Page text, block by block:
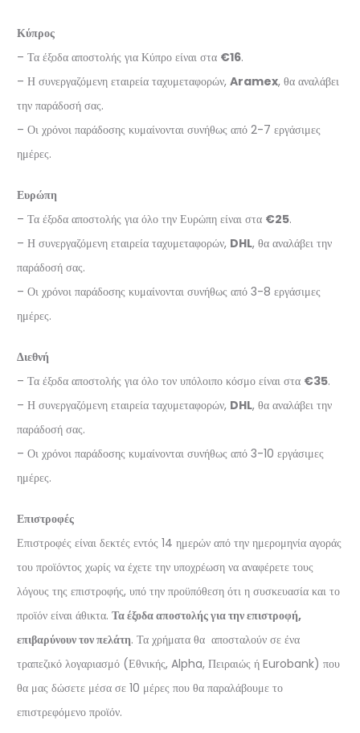
Κύπρος
– Τα έξοδα αποστολής για Κύπρο είναι στα €16.
– Η συνεργαζόμενη εταιρεία ταχυμεταφορών, Aramex, θα αναλάβει
την παράδοσή σας.
– Οι χρόνοι παράδοσης κυμαίνονται συνήθως από 2-7 εργάσιμες
ημέρες.
Ευρώπη
– Τα έξοδα αποστολής για όλο την Ευρώπη είναι στα €25.
– Η συνεργαζόμενη εταιρεία ταχυμεταφορών, DHL, θα αναλάβει την
παράδοσή σας.
– Οι χρόνοι παράδοσης κυμαίνονται συνήθως από 3-8 εργάσιμες
ημέρες.
Διεθνή
– Τα έξοδα αποστολής για όλο τον υπόλοιπο κόσμο είναι στα €35.
– Η συνεργαζόμενη εταιρεία ταχυμεταφορών, DHL, θα αναλάβει την
παράδοσή σας.
– Οι χρόνοι παράδοσης κυμαίνονται συνήθως από 3-10 εργάσιμες
ημέρες.
Επιστροφές
Επιστροφές είναι δεκτές εντός 14 ημερών από την ημερομηνία αγοράς
του προϊόντος χωρίς να έχετε την υποχρέωση να αναφέρετε τους
λόγους της επιστροφής, υπό την προϋπόθεση ότι η συσκευασία και το
προϊόν είναι άθικτα. Τα έξοδα αποστολής για την επιστροφή,
επιβαρύνουν τον πελάτη. Τα χρήματα θα αποσταλούν σε ένα
τραπεζικό λογαριασμό (Εθνικής, Alpha, Πειραιώς ή Eurobank) που
θα μας δώσετε μέσα σε 10 μέρες που θα παραλάβουμε το
επιστρεφόμενο προϊόν.